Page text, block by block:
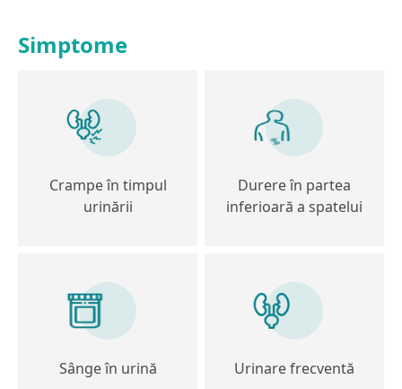
Simptome
Crampe în timpul
urinării
Durere în partea
inferioară a spatelui
Sânge în urină Urinare frecventă